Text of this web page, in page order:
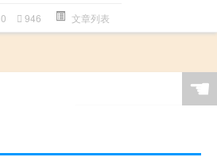
0 946 文章列表
☚